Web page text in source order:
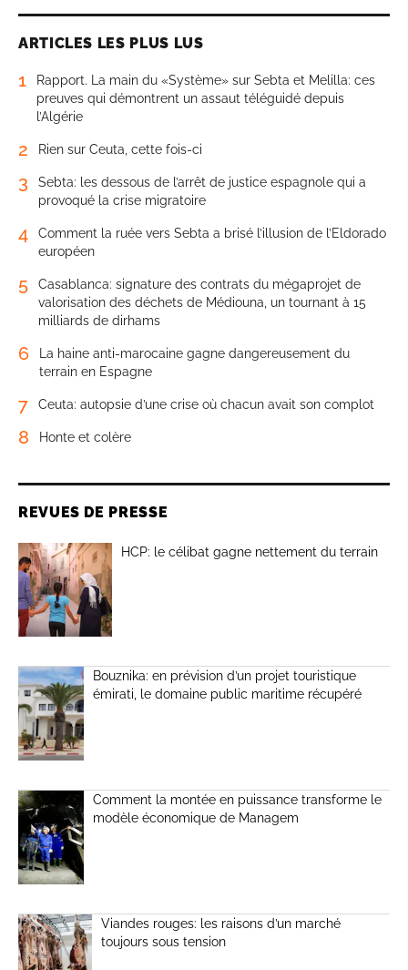
ARTICLES LES PLUS LUS
1
Rapport. La main du «Système» sur Sebta et Melilla: ces
preuves qui démontrent un assaut téléguidé depuis
l’Algérie
2 Rien sur Ceuta, cette fois-ci
3
Sebta: les dessous de l’arrêt de justice espagnole qui a
provoqué la crise migratoire
4
Comment la ruée vers Sebta a brisé l’illusion de l’Eldorado
européen
5
Casablanca: signature des contrats du mégaprojet de
valorisation des déchets de Médiouna, un tournant à 15
milliards de dirhams
6
La haine anti-marocaine gagne dangereusement du
terrain en Espagne
7 Ceuta: autopsie d’une crise où chacun avait son complot
8 Honte et colère
REVUES DE PRESSE
HCP: le célibat gagne nettement du terrain
Bouznika: en prévision d’un projet touristique
émirati, le domaine public maritime récupéré
Comment la montée en puissance transforme le
modèle économique de Managem
Viandes rouges: les raisons d’un marché
toujours sous tension